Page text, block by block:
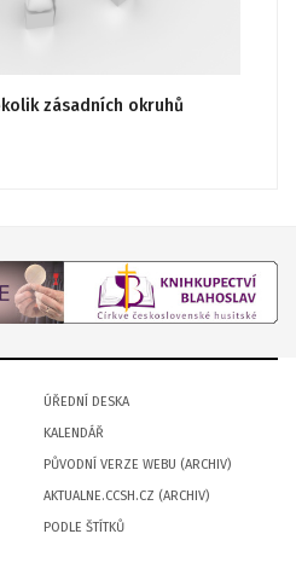
zásadních okruhů
ÚŘEDNÍ DESKA
KALENDÁŘ
PŮVODNÍ VERZE WEBU (ARCHIV)
AKTUALNE.CCSH.CZ (ARCHIV)
PODLE ŠTÍTKŮ